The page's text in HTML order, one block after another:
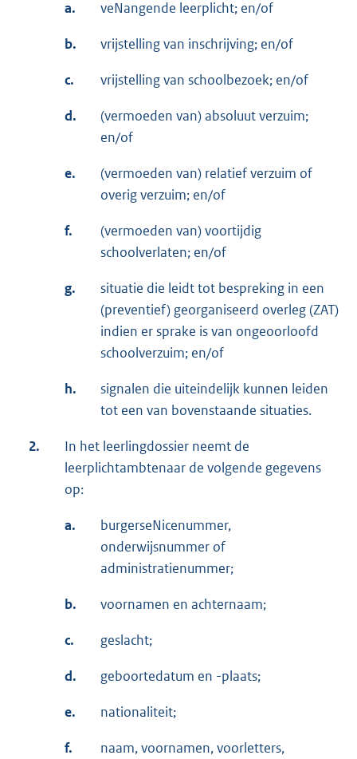
a. veNangende leerplicht; en/of
b. vrijstelling van inschrijving; en/of
c. vrijstelling van schoolbezoek; en/of
d.
(vermoeden van) absoluut verzuim;
en/of
e.
(vermoeden van) relatief verzuim of
overig verzuim; en/of
f.
(vermoeden van) voortijdig
schoolverlaten; en/of
g.
situatie die leidt tot bespreking in een
(preventief) georganiseerd overleg (ZAT)
indien er sprake is van ongeoorloofd
schoolverzuim; en/of
h.
signalen die uiteindelijk kunnen leiden
tot een van bovenstaande situaties.
2.
In het leerlingdossier neemt de
leerplichtambtenaar de volgende gegevens
op:
a.
burgerseNicenummer,
onderwijsnummer of
administratienummer;
b. voornamen en achternaam;
c. geslacht;
d. geboortedatum en -plaats;
e. nationaliteit;
f.
naam, voornamen, voorletters,